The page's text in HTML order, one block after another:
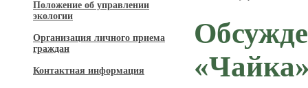
Положение об управлении
экологии
Организация личного приема
граждан
Контактная информация